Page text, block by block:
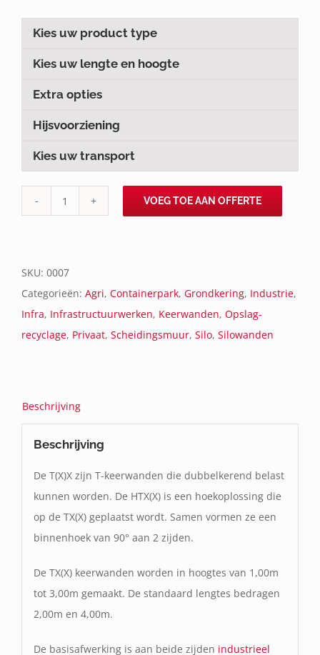
Kies uw product type
Kies uw lengte en hoogte
Extra opties
Hijsvoorziening
Kies uw transport
VOEG TOE AAN OFFERTE
SKU: 0007
Categorieën: Agri, Containerpark, Grondkering, Industrie,
Infra, Infrastructuurwerken, Keerwanden, Opslag-
recyclage, Privaat, Scheidingsmuur, Silo, Silowanden
Beschrijving
Beschrijving
De T(X)X zijn T-keerwanden die dubbelkerend belast
kunnen worden. De HTX(X) is een hoekoplossing die
op de TX(X) geplaatst wordt. Samen vormen ze een
binnenhoek van 90° aan 2 zijden.
De TX(X) keerwanden worden in hoogtes van 1,00m
tot 3,00m gemaakt. De standaard lengtes bedragen
2,00m en 4,00m.
De basisafwerking is aan beide zijden industrieel